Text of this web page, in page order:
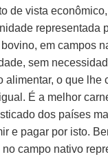
de vista
representada
em campos
sem
alimentar, o que lhe
É a melhor
dos países
e pagar por isto.
campo nativo